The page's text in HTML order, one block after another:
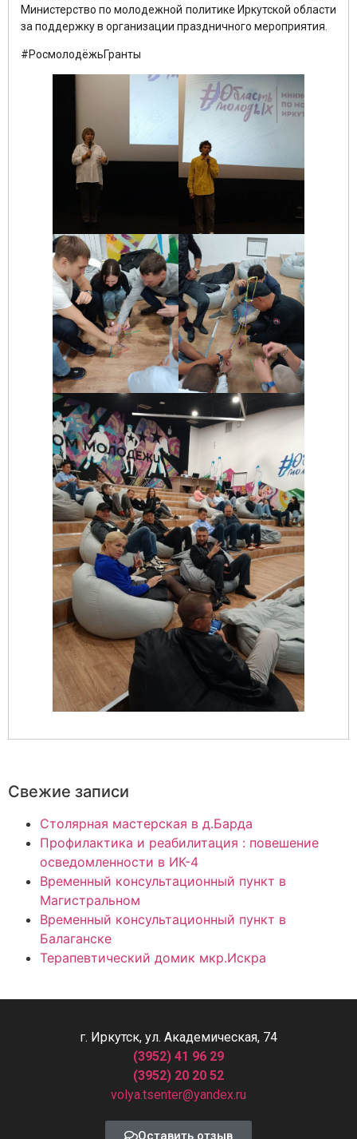
Министерство по молодежной политике Иркутской области
за поддержку в организации праздничного мероприятия.
#РосмолодёжьГранты
Свежие записи
Столярная мастерская в д.Барда
Профилактика и реабилитация : повешение
осведомленности в ИК-4
Временный консультационный пункт в
Магистральном
Временный консультационный пункт в
Балаганске
Терапевтический домик мкр.Искра
г. Иркутск, ул. Академическая, 74
(3952) 41 96 29
(3952) 20 20 52
volya.tsenter@yandex.ru
Оставить отзыв